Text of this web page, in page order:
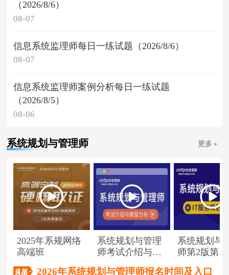
（2026/8/6）
08-07
信息系统监理师每日一练试题（2026/8/6）
08-07
信息系统监理师案例分析每日一练试题
（2026/8/5）
08-06
系统规划与管理师 更多
2025年系规网络
高端班
系统规划与管理
师考试介绍与题
系统规划与
师第2版第1
2026年系统规划与管理师报名时间及入口